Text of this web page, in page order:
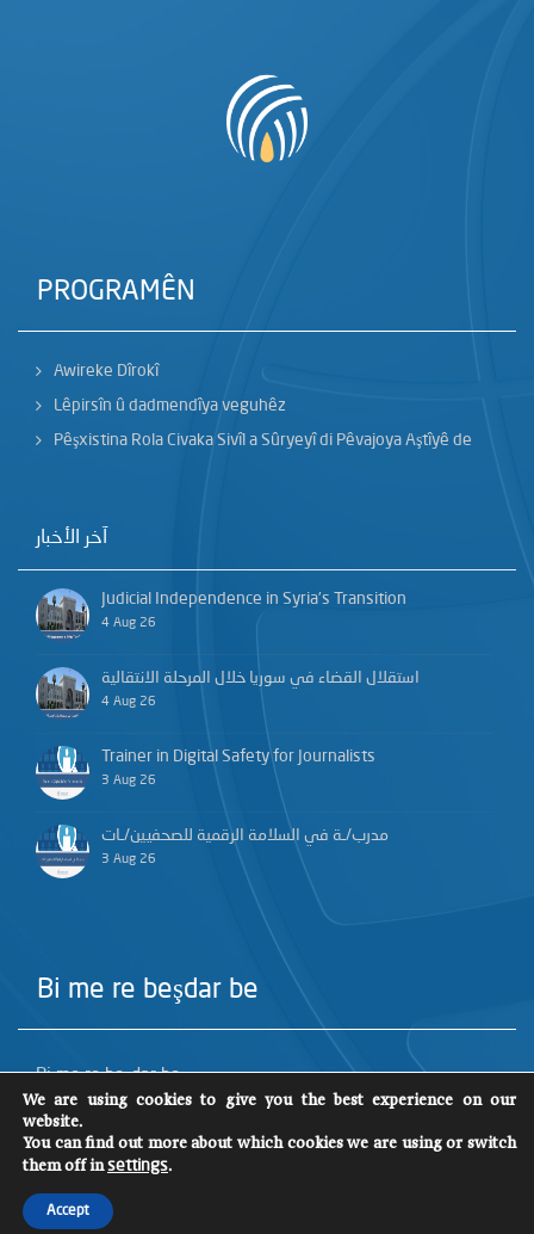
PROGRAMÊN
Awireke Dîrokî
Lêpirsîn û dadmendîya veguhêz
Pêşxistina Rola Civaka Sivîl a Sûryeyî di Pêvajoya Aştîyê de
آخر الأخبار
Judicial Independence in Syria’s Transition
4 Aug 26
استقلال القضاء في سوريا خلال المرحلة الانتقالية
4 Aug 26
Trainer in Digital Safety for Journalists
3 Aug 26
مدرب/ـة في السلامة الرقمية للصحفيين/ـات
3 Aug 26
Bi me re beşdar be
Bi me re beşdar be
We are using cookies to give you the best experience on our
website.
You can find out more about which cookies we are using or switch
them off insettings.
Accept